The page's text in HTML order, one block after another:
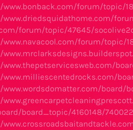
forum/topic/
forum/topic/47645/
forum/topic/
board/
board_topic/4160148/